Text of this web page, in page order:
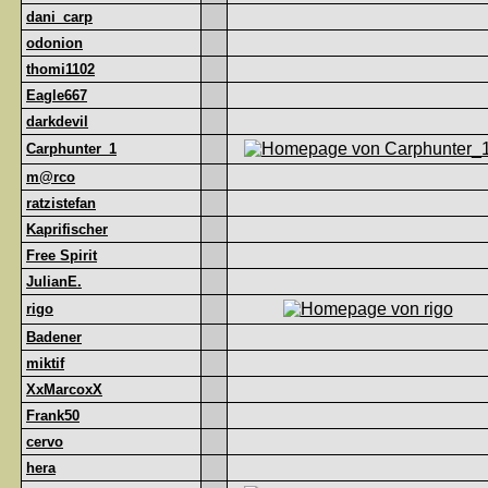
dani_carp
odonion
thomi1102
Eagle667
darkdevil
Carphunter_1
m@rco
ratzistefan
Kaprifischer
Free Spirit
JulianE.
rigo
Badener
miktif
XxMarcoxX
Frank50
cervo
hera